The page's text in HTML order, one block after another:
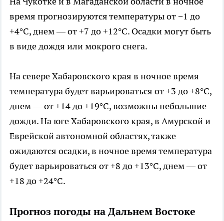
время прогнозируются температуры от −1 до
+4°C, днем — от +7 до +12°C. Осадки могут быть
в виде дождя или мокрого снега.
На севере Хабаровского края в ночное время
температура будет варьироваться от +3 до +8°C,
днем — от +14 до +19°C, возможны небольшие
дожди. На юге Хабаровского края, в Амурской и
Еврейской автономной областях, также
ожидаются осадки, в ночное время температура
будет варьироваться от +8 до +13°C, днем — от
+18 до +24°C.
Прогноз погоды на Дальнем Востоке